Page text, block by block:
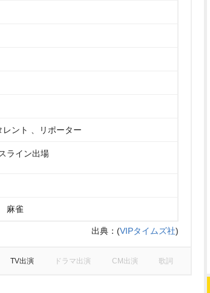
ント 、リポーター
ライン出場
麻雀
出典： (VIPタイムズ社)
TV出演 ドラマ出演 CM出演 歌詞